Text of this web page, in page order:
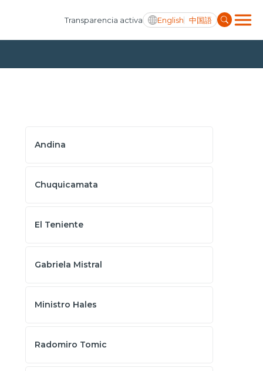
Transparencia activa English 中国語
Andina
Chuquicamata
El Teniente
Gabriela Mistral
Ministro Hales
Radomiro Tomic